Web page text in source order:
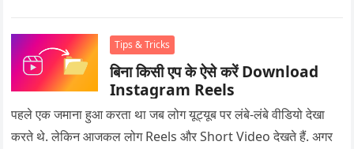
Tips & Tricks
बिना किसी एप के ऐसे करें Download
Instagram Reels
पहले एक जमाना हुआ करता था जब लोग यूट्यूब पर लंबे-लंबे वीडियो देखा
करते थे. लेकिन आजकल लोग Reels और Short Video देखते हैं. अगर